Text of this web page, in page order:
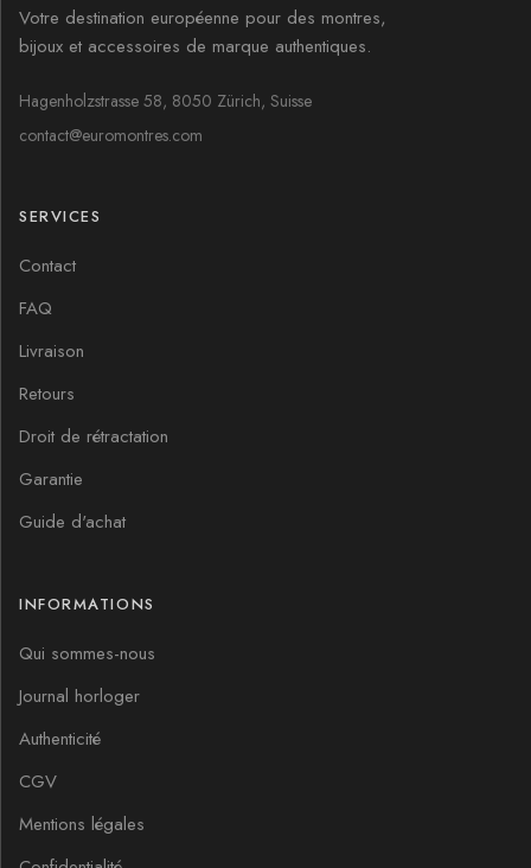
Votre destination européenne pour des montres,
bijoux et accessoires de marque authentiques.
Hagenholzstrasse 58, 8050 Zürich, Suisse
contact@euromontres.com
SERVICES
Contact
FAQ
Livraison
Retours
Droit de rétractation
Garantie
Guide d'achat
INFORMATIONS
Qui sommes-nous
Journal horloger
Authenticité
CGV
Mentions légales